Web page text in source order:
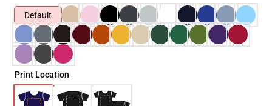
Default
Print Location